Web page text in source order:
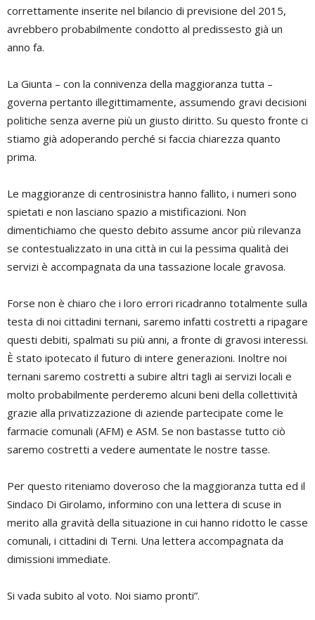
correttamente inserite nel bilancio di previsione del 2015,
avrebbero probabilmente condotto al predissesto già un
anno fa.
La Giunta – con la connivenza della maggioranza tutta –
governa pertanto illegittimamente, assumendo gravi decisioni
politiche senza averne più un giusto diritto. Su questo fronte ci
stiamo già adoperando perché si faccia chiarezza quanto
prima.
Le maggioranze di centrosinistra hanno fallito, i numeri sono
spietati e non lasciano spazio a mistificazioni. Non
dimentichiamo che questo debito assume ancor più rilevanza
se contestualizzato in una città in cui la pessima qualità dei
servizi è accompagnata da una tassazione locale gravosa.
Forse non è chiaro che i loro errori ricadranno totalmente sulla
testa di noi cittadini ternani, saremo infatti costretti a ripagare
questi debiti, spalmati su più anni, a fronte di gravosi interessi.
È stato ipotecato il futuro di intere generazioni. Inoltre noi
ternani saremo costretti a subire altri tagli ai servizi locali e
molto probabilmente perderemo alcuni beni della collettività
grazie alla privatizzazione di aziende partecipate come le
farmacie comunali (AFM) e ASM. Se non bastasse tutto ciò
saremo costretti a vedere aumentate le nostre tasse.
Per questo riteniamo doveroso che la maggioranza tutta ed il
Sindaco Di Girolamo, informino con una lettera di scuse in
merito alla gravità della situazione in cui hanno ridotto le casse
comunali, i cittadini di Terni. Una lettera accompagnata da
dimissioni immediate.
Si vada subito al voto. Noi siamo pronti”.